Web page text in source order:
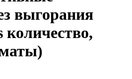
выгорания
количество,